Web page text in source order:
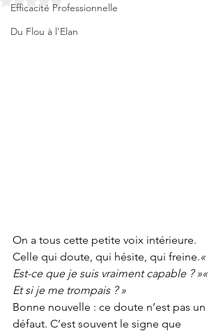
Efficacité Professionnelle
Du Flou à l'Elan
On a tous cette petite voix intérieure.
Celle qui doute, qui hésite, qui freine.«
Est-ce que je suis vraiment capable ? »«
Et si je me trompais ? »
Bonne nouvelle : ce doute n’est pas un
défaut. C’est souvent le signe que